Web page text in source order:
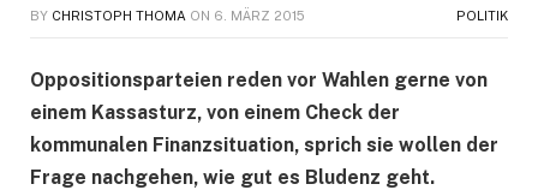
BY CHRISTOPH THOMA ON 6. MÄRZ 2015 POLITIK
Oppositionsparteien reden vor Wahlen gerne von
einem Kassasturz, von einem Check der
kommunalen Finanzsituation, sprich sie wollen der
Frage nachgehen, wie gut es Bludenz geht.